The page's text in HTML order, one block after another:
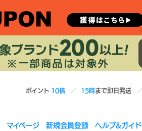
ポイント 10倍 15時まで即日発送
マイページ 新規会員登録 ヘルプ&ガイド